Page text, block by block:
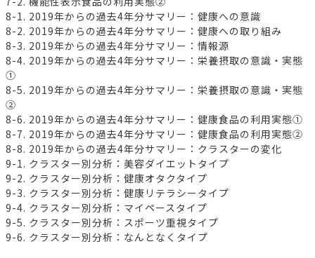
8-1. 2019年からの過去4年分サマリー：健康への意識
8-2. 2019年からの過去4年分サマリー：健康への取り組み
8-3. 2019年からの過去4年分サマリー：情報源
8-4. 2019年からの過去4年分サマリー：栄養摂取の意識・実態
①
8-5. 2019年からの過去4年分サマリー：栄養摂取の意識・実態
②
8-6. 2019年からの過去4年分サマリー：健康食品の利用実態①
8-7. 2019年からの過去4年分サマリー：健康食品の利用実態②
8-8. 2019年からの過去4年分サマリー：クラスターの変化
9-1. クラスター別分析：美容ダイエットタイプ
9-2. クラスター別分析：健康オタクタイプ
9-3. クラスター別分析：健康リテラシータイプ
9-4. クラスター別分析：マイペースタイプ
9-5. クラスター別分析：スポーツ重視タイプ
9-6. クラスター別分析：なんとなくタイプ